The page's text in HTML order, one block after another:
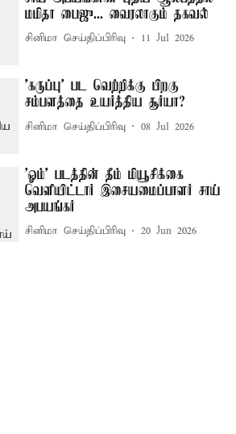
மமிதா பைஜு... வைரலாகும் தகவல்
சினிமா செய்திப்பிரிவு 11 Jul 2026
'கருப்பு' பட வெற்றிக்கு பிறகு
சம்பளத்தை உயர்த்திய சூர்யா?
சினிமா செய்திப்பிரிவு 08 Jul 2026
'ஓம்' படத்தின் தீம் மியூசிக்கை
வெளியிட்டார் இசையமைப்பாளர் சாய்
அபயங்கர்
சினிமா செய்திப்பிரிவு 20 Jun 2026